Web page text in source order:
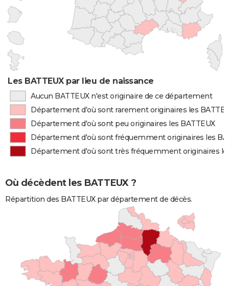
Les BATTEUX par lieu de naissance
Aucun BATTEUX n'est originaire de ce département
Département d'où sont rarement originaires les
Département d'où sont peu originaires les BATTEUX
Département d'où sont fréquemment originaires les
Département d'où sont très fréquemment originaires
Où décèdent les BATTEUX ?
Répartition des BATTEUX par département de décès.